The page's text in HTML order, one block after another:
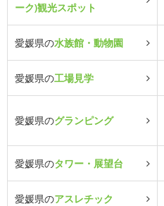
ーク)観光スポット
愛媛県の水族館・動物園
愛媛県の工場見学
愛媛県のグランピング
愛媛県のタワー・展望台
愛媛県のアスレチック